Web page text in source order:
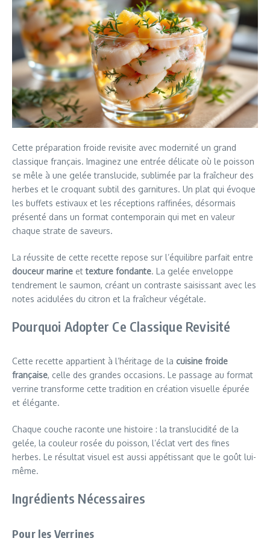
Cette préparation froide revisite avec modernité un grand
classique français. Imaginez une entrée délicate où le poisson
se mêle à une gelée translucide, sublimée par la fraîcheur des
herbes et le croquant subtil des garnitures. Un plat qui évoque
les buffets estivaux et les réceptions raffinées, désormais
présenté dans un format contemporain qui met en valeur
chaque strate de saveurs.
La réussite de cette recette repose sur l’équilibre parfait entre
douceur marine ettexture fondante. La gelée enveloppe
tendrement le saumon, créant un contraste saisissant avec les
notes acidulées du citron et la fraîcheur végétale.
Pourquoi Adopter Ce Classique Revisité
Cette recette appartient à l’héritage de la cuisine froide
française, celle des grandes occasions. Le passage au format
verrine transforme cette tradition en création visuelle épurée
et élégante.
Chaque couche raconte une histoire : la translucidité de la
gelée, la couleur rosée du poisson, l’éclat vert des fines
herbes. Le résultat visuel est aussi appétissant que le goût lui-
même.
Ingrédients Nécessaires
Pour les Verrines